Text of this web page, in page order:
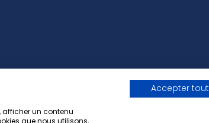
afficher un contenu
que nous utilisons,
Accepter tout